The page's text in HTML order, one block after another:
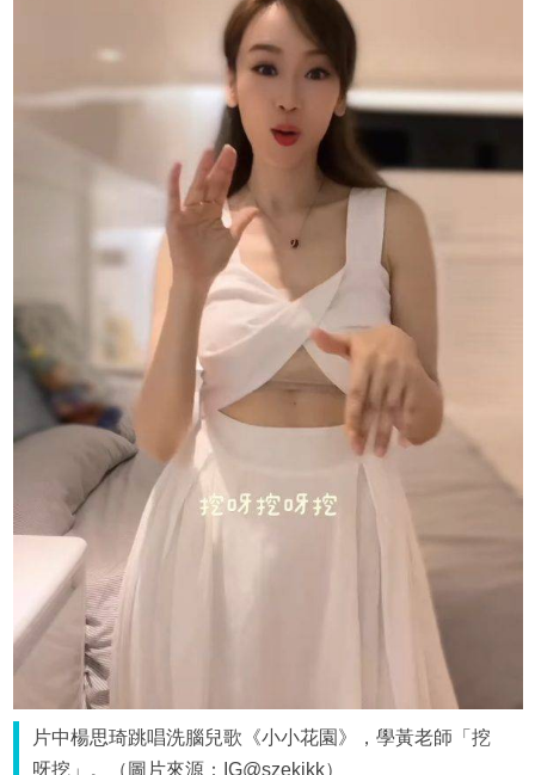
片中楊思琦跳唱洗腦兒歌《小小花園》，學黃老師「挖
呀挖」。（圖片來源：IG@szekikk）